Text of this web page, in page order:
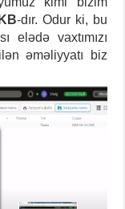
-dır. Odur ki, bu
elədə vaxtımızı
əməliyyatı biz